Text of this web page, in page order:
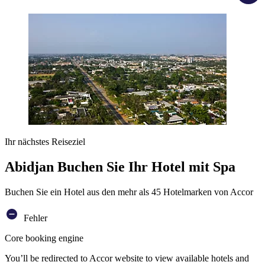
Ihr nächstes Reiseziel
Abidjan Buchen Sie Ihr Hotel mit Spa
Buchen Sie ein Hotel aus den mehr als 45 Hotelmarken von Accor
Fehler
Core booking engine
You’ll be redirected to Accor website to view available hotels and